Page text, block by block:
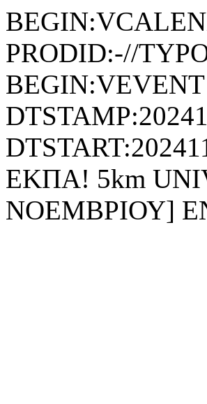
PRODID:-//
ΕΚΠΑ! 5km
ΝΟΕΜΒΡΙΟΥ]